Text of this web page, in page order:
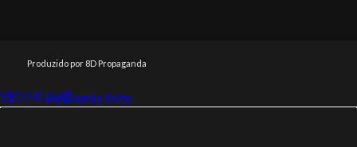
Produzido por 8D Propaganda
SEO MUNIZ
Link112Academia êxito